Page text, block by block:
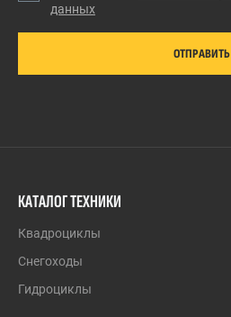
данных
ОТПРАВИТЬ
КАТАЛОГ ТЕХНИКИ
Квадроциклы
Снегоходы
Гидроциклы